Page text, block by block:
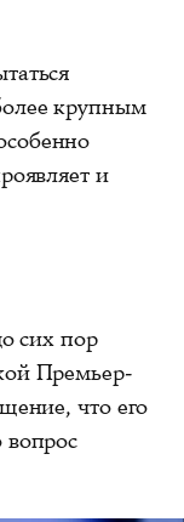
крупным
и
сих пор
Премьер-
что его